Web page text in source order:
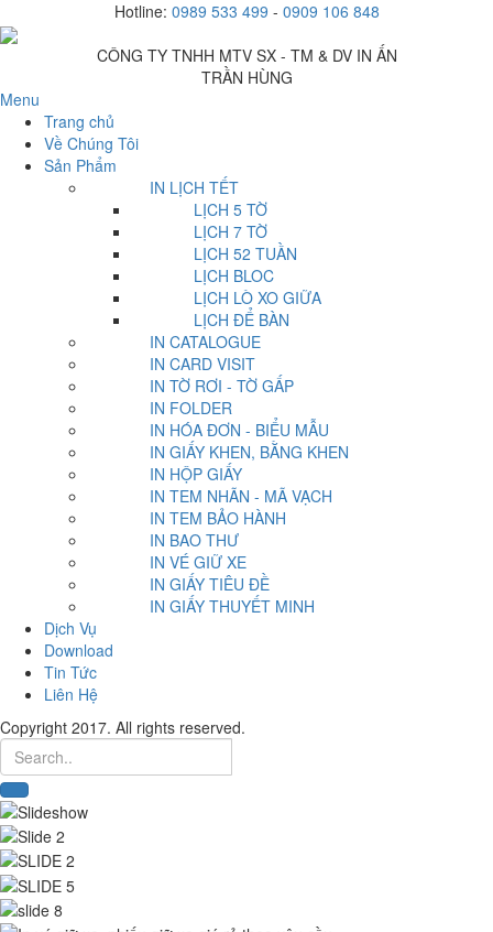
Hotline: 0989 533 499 - 0909 106 848
CÔNG TY TNHH MTV SX - TM & DV IN ẤN
TRẦN HÙNG
Menu
Trang chủ
Về Chúng Tôi
Sản Phẩm
IN LỊCH TẾT
LỊCH 5 TỜ
LỊCH 7 TỜ
LỊCH 52 TUẦN
LỊCH BLOC
LỊCH LÒ XO GIỮA
LỊCH ĐỂ BÀN
IN CATALOGUE
IN CARD VISIT
IN TỜ RƠI - TỜ GẤP
IN FOLDER
IN HÓA ĐƠN - BIỂU MẪU
IN GIẤY KHEN, BẰNG KHEN
IN HỘP GIẤY
IN TEM NHÃN - MÃ VẠCH
IN TEM BẢO HÀNH
IN BAO THƯ
IN VÉ GIỮ XE
IN GIẤY TIÊU ĐỀ
IN GIẤY THUYẾT MINH
Dịch Vụ
Download
Tin Tức
Liên Hệ
Copyright 2017. All rights reserved.